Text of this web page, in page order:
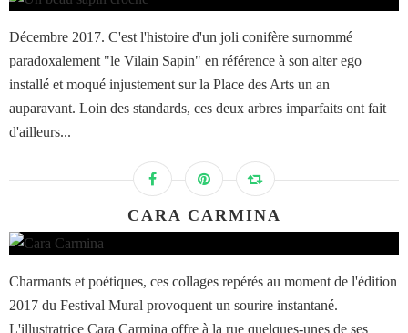
Décembre 2017. C'est l'histoire d'un joli conifère surnommé
paradoxalement "le Vilain Sapin" en référence à son alter ego
installé et moqué injustement sur la Place des Arts un an
auparavant. Loin des standards, ces deux arbres imparfaits ont fait
d'ailleurs...
CARA CARMINA
Charmants et poétiques, ces collages repérés au moment de l'édition
2017 du Festival Mural provoquent un sourire instantané.
L'illustratrice Cara Carmina offre à la rue quelques-unes de ses